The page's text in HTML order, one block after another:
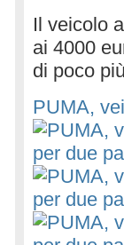
Il veicolo
ai 4000
di poco
PUMA,